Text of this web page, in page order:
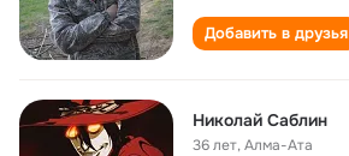
Добавить в друзья
Николай Саблин
36 лет,Алма-Ата